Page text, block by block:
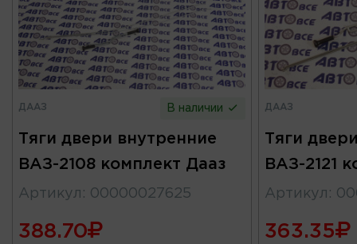
ДААЗ В наличии
Тяги двери внутренние
ВАЗ-2108 комплект Дааз
Артикул : 00000027625
388.70
ДААЗ
Тяги
ВАЗ-2121
Артикул :
363.35